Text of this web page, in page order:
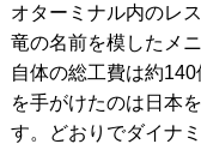
オターミナル内のレ
竜の名前を模したメ
自体の総工費は約
を手がけたのは日本
す。どおりでダイナ